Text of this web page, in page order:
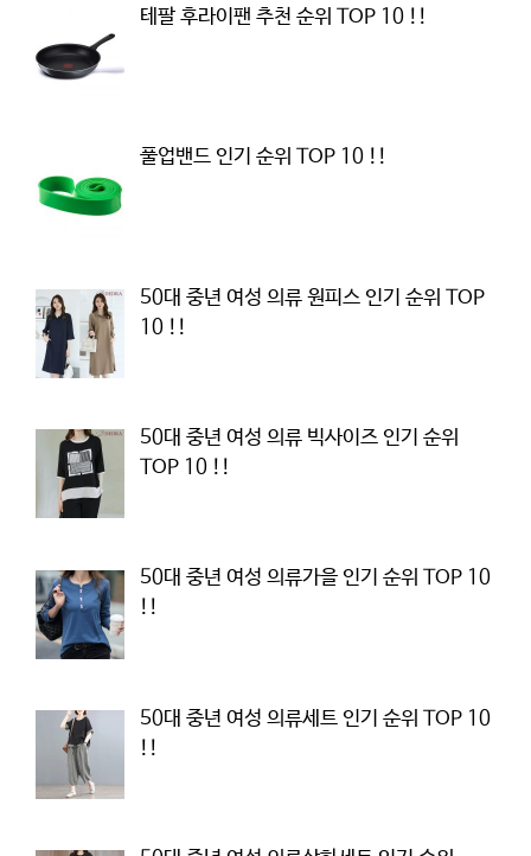
테팔 후라이팬 추천 순위 TOP 10 !!
풀업밴드 인기 순위 TOP 10 !!
50대 중년 여성 의류 원피스 인기 순위 TOP
10 !!
50대 중년 여성 의류 빅사이즈 인기 순위
TOP 10 !!
50대 중년 여성 의류가을 인기 순위 TOP 10
!!
50대 중년 여성 의류세트 인기 순위 TOP 10
!!